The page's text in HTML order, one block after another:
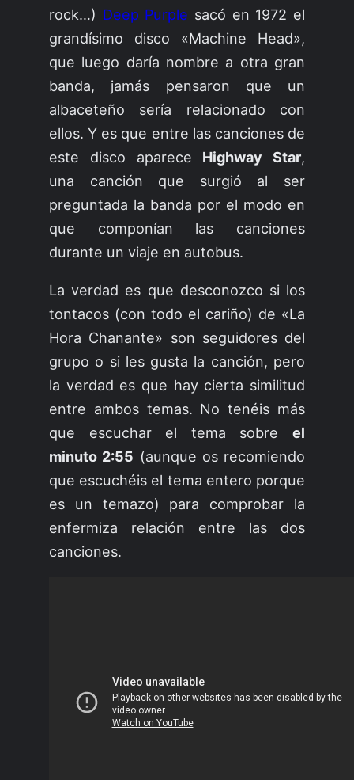
rock…) Deep Purple sacó en 1972 el
grandísimo disco «Machine Head»,
que luego daría nombre a otra gran
banda, jamás pensaron que un
albaceteño sería relacionado con
ellos. Y es que entre las canciones de
este disco aparece Highway Star,
una canción que surgió al ser
preguntada la banda por el modo en
que componían las canciones
durante un viaje en autobus.
La verdad es que desconozco si los
tontacos (con todo el cariño) de «La
Hora Chanante» son seguidores del
grupo o si les gusta la canción, pero
la verdad es que hay cierta similitud
entre ambos temas. No tenéis más
que escuchar el tema sobre el
minuto 2:55 (aunque os recomiendo
que escuchéis el tema entero porque
es un temazo) para comprobar la
enfermiza relación entre las dos
canciones.